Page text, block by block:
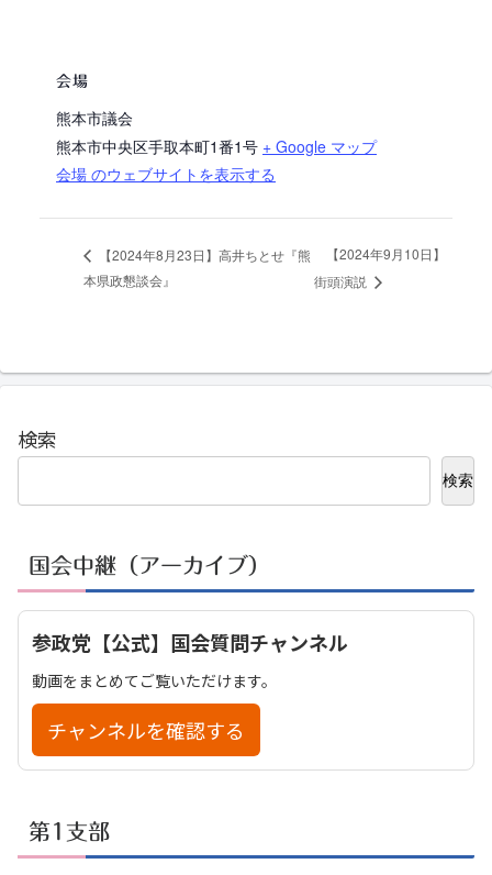
会場
熊本市議会
熊本市中央区手取本町1番1号 + Google マップ
会場 のウェブサイトを表示する
【2024年8月23日】高井ちとせ『熊
本県政懇談会』
【2024年9月10日】
街頭演説
検索
検索
国会中継（アーカイブ）
参政党【公式】国会質問チャンネル
動画をまとめてご覧いただけます。
チャンネルを確認する
第1支部